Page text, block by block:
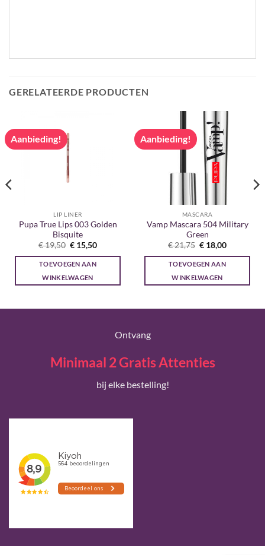
GERELATEERDE PRODUCTEN
Aanbieding!
LIP LINER
Pupa True Lips 003 Golden
Bisquite
€19,50 Oorspronkelijke
prijs
was:
€ 19,50.
€ 15,50Huidige
is:
TOEVOEGEN AAN
WINKELWAGEN
Aanbieding!
MASCARA
Vamp Mascara 504 Military
Green
€21,75 Oorspronkelijke
prijs
was:
€ 21,75.
€ 18,00Huidige
is:
TOEVOEGEN AAN
WINKELWAGEN
Ontvang
Minimaal 2 Gratis Attenties
bij elke bestelling!